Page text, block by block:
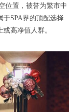
置，被誉为繁市中
于SPA界的顶配选择
高净值人群。